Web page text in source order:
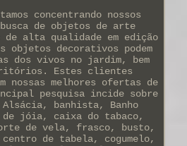
concentrando nossos
de objetos de arte
de alta qualidade em edição
objetos decorativos podem
dos vivos no jardim, bem
Estes clientes
nossas melhores ofertas de
pesquisa incide sobre
Alsácia, banhista, Banho
de jóia, caixa do tabaco,
de vela, frasco, busto,
de tabela, cogumelo,